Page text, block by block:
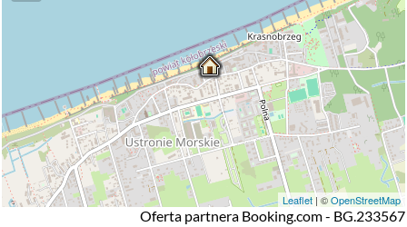
Leaflet | ©OpenStreetMap
Oferta partnera Booking.com - BG.233567